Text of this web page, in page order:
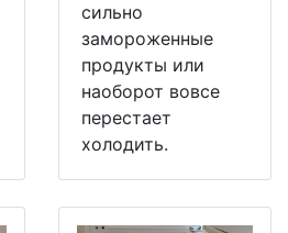
сильно
замороженные
продукты или
наоборот вовсе
перестает
холодить.